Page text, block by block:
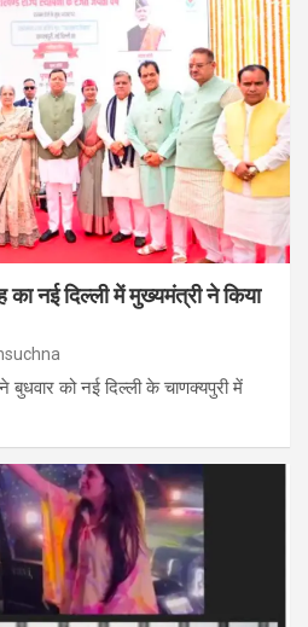
का नई दिल्ली में मुख्यमंत्री ने किया
बुधवार को नई दिल्ली के चाणक्यपुरी में